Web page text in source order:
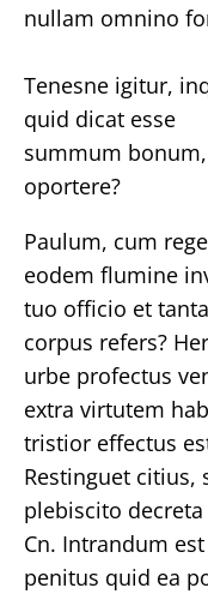
nullam omnino
Tenesne igitur,
quid dicat esse
summum
oportere?
Paulum, cum
eodem flumine
tuo officio et
corpus refers?
urbe profectus
extra virtutem
tristior effectus
Restinguet citius,
plebiscito
Cn. Intrandum
penitus quid ea